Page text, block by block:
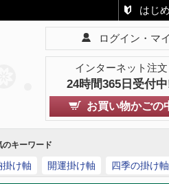
はじ
ログイン・マ
インターネット注文
24時間365日受付
お買い物かごの
キーワード
掛け軸 開運掛け軸 四季の掛け軸